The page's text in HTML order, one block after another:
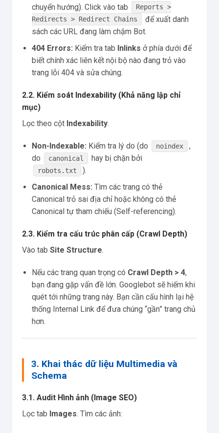
chuyển hướng). Click vào tab
Reports >
Redirects > Redirect Chains
để xuất danh
sách các URL đang làm chậm Bot.
404 Errors: Kiểm tra tab Inlinks ở phía dưới để
biết chính xác liên kết nội bộ nào đang trỏ vào
trang lỗi 404 và sửa chúng.
2.2. Kiểm soát Indexability (Khả năng lập chỉ
mục)
Lọc theo cột Indexability.
Non-Indexable: Kiểm tra lý do (do noindex
,
do
canonical hay bị chặn bởi
robots.txt
).
Canonical Mess: Tìm các trang có thẻ
Canonical trỏ sai địa chỉ hoặc không có thẻ
Canonical tự tham chiếu (Self-referencing).
2.3. Kiểm tra cấu trúc phân cấp (Crawl Depth)
Vào tab Site Structure.
Nếu các trang quan trọng có Crawl Depth > 4,
bạn đang gặp vấn đề lớn. Googlebot sẽ hiếm khi
quét tới những trang này. Bạn cần cấu hình lại hệ
thống Internal Link để đưa chúng “gần” trang chủ
hơn.
3. Khai thác dữ liệu Multimedia và
Schema
3.1. Audit Hình ảnh (Image SEO)
Lọc tab Images. Tìm các ảnh: